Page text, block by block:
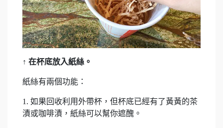
↑ 在杯底放入紙絲。
紙絲有兩個功能：
1. 如果回收利用外帶杯，但杯底已經有了黃黃的茶
漬或咖啡漬，紙絲可以幫你遮醜。